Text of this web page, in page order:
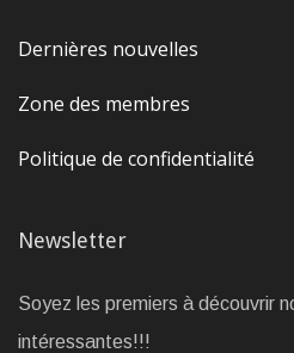
Dernières nouvelles
Zone des membres
Politique de confidentialité
Newsletter
Soyez les premiers à découvrir
intéressantes!!!